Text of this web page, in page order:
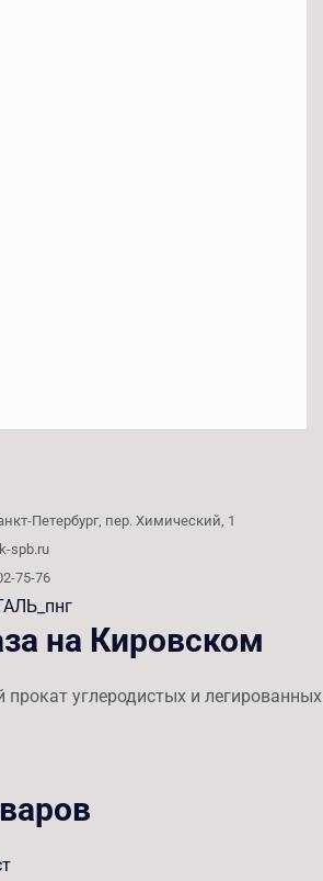
Петербург, пер. Химический, 1
spb.ru
75-76
на Кировском
прокат углеродистых и легированных